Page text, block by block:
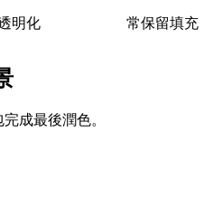
明化 常保留填充
成最後潤色。